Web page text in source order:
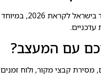
כן, עיצוב מחודש (רענון לוגו) נפוץ מאוד בישראל לקראת 2026, במיוחד
עדכניים.
עם המעצב?
מסירת קבצי מקור, ולוח זמנים